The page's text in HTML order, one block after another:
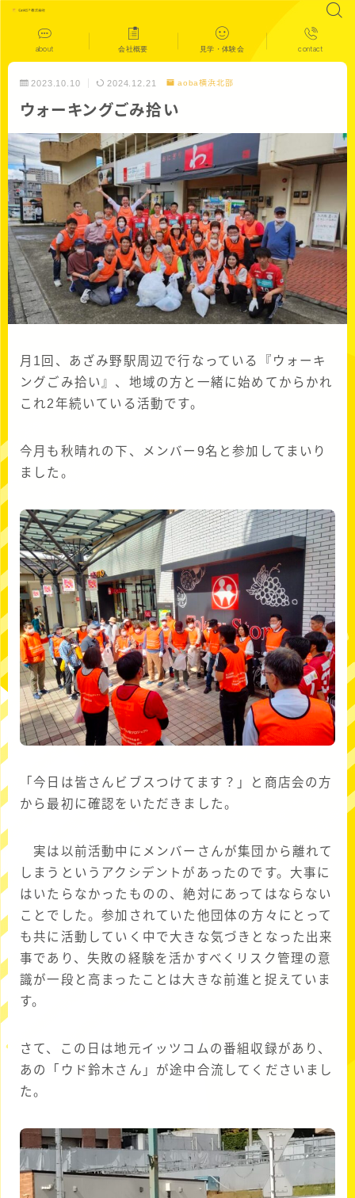
about 会社概要 見学・体験会 contact
2023.10.10 2024.12.21 aoba横浜北部
ウォーキングごみ拾い
月1回、あざみ野駅周辺で行なっている『ウォーキ
ングごみ拾い』、地域の方と一緒に始めてからかれ
これ2年続いている活動です。
今月も秋晴れの下、メンバー9名と参加してまいり
ました。
「今日は皆さんビブスつけてます？」と商店会の方
から最初に確認をいただきました。
実は以前活動中にメンバーさんが集団から離れて
しまうというアクシデントがあったのです。大事に
はいたらなかったものの、絶対にあってはならない
ことでした。参加されていた他団体の方々にとって
も共に活動していく中で大きな気づきとなった出来
事であり、失敗の経験を活かすべくリスク管理の意
識が一段と高まったことは大きな前進と捉えていま
す。
さて、この日は地元イッツコムの番組収録があり、
あの「ウド鈴木さん」が途中合流してくださいまし
た。